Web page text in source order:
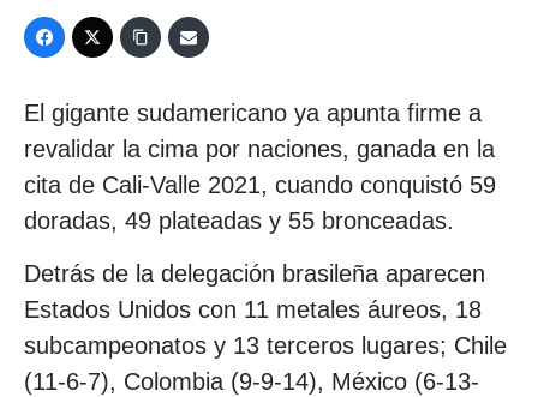
El gigante sudamericano ya apunta firme a
revalidar la cima por naciones, ganada en la
cita de Cali-Valle 2021, cuando conquistó 59
doradas, 49 plateadas y 55 bronceadas.
Detrás de la delegación brasileña aparecen
Estados Unidos con 11 metales áureos, 18
subcampeonatos y 13 terceros lugares; Chile
(11-6-7), Colombia (9-9-14), México (6-13-